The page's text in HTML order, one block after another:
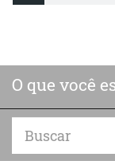
O que você